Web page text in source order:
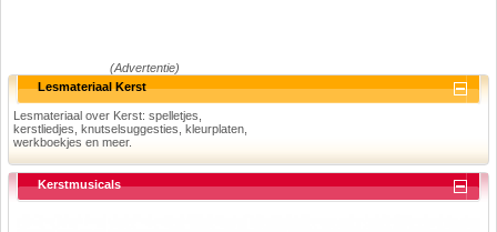
(Advertentie)
Lesmateriaal Kerst
Lesmateriaal over Kerst: spelletjes,
kerstliedjes, knutselsuggesties, kleurplaten,
werkboekjes en meer.
Kerstmusicals